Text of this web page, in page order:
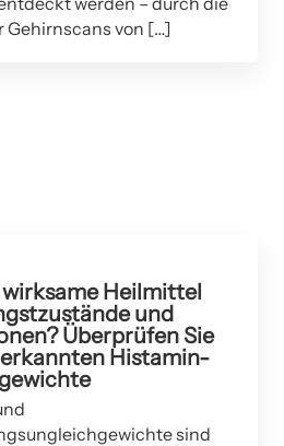
Gehirnscans von […]
Heilmittel
und
Überprüfen Sie
Histamin-
sind